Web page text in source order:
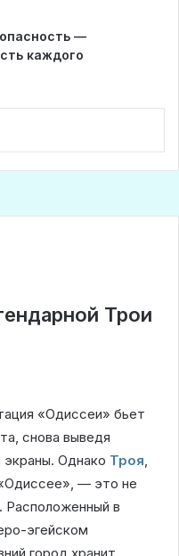
—
каждого